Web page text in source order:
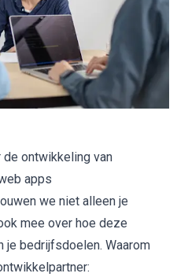
ontwikkeling van
apps
we niet alleen je
mee over hoe deze
je bedrijfsdoelen. Waarom